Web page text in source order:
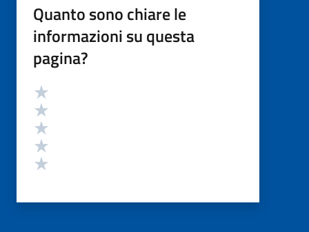
Quanto sono chiare le
informazioni su questa
pagina?
Valutazione